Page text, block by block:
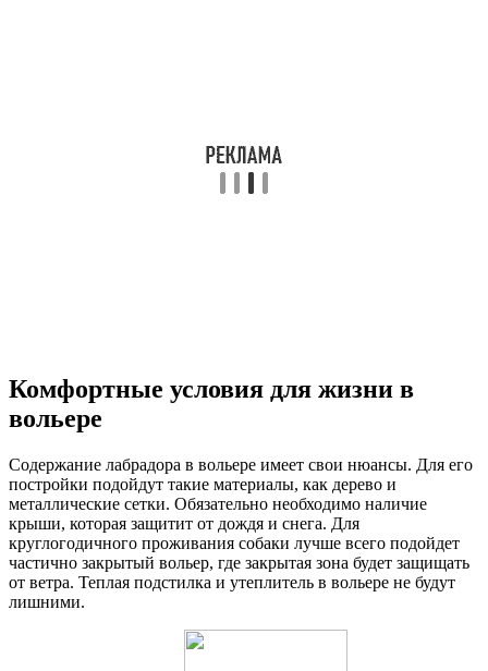
Комфортные условия для жизни в
вольере
Содержание лабрадора в вольере имеет свои нюансы. Для его
постройки подойдут такие материалы, как дерево и
металлические сетки. Обязательно необходимо наличие
крыши, которая защитит от дождя и снега. Для
круглогодичного проживания собаки лучше всего подойдет
частично закрытый вольер, где закрытая зона будет защищать
от ветра. Теплая подстилка и утеплитель в вольере не будут
лишними.